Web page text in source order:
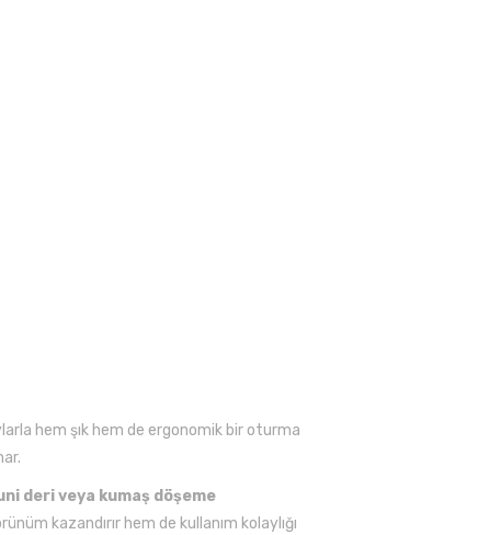
hem şık hem de ergonomik bir oturma
deri veya kumaş döşeme
kazandırır hem de kullanım kolaylığı